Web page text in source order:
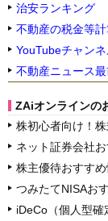
治安ランキング
不動産の税金等
YouTubeチャン
不動産ニュース
ZAiオンラインの
株初心者向け！
ネット証券会社
株主優待おすす
つみたてNISAお
iDeCo（個人型